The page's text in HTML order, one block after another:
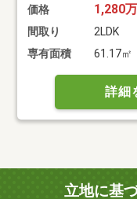
価格 1,280
間取り
2LDK
専有面積
61.17㎡
詳細
立地に基